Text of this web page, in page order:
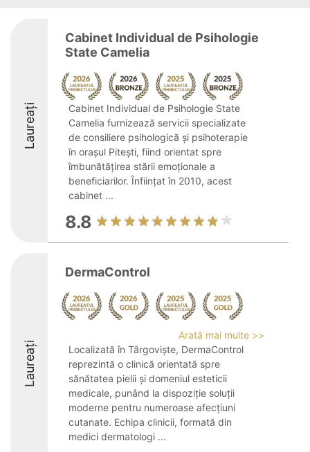
Laureați
Cabinet Individual de Psihologie
State Camelia
Cabinet Individual de Psihologie State
Camelia furnizează servicii specializate
de consiliere psihologică și psihoterapie
în orașul Pitești, fiind orientat spre
îmbunătățirea stării emoționale a
beneficiarilor. Înființat în 2010, acest
cabinet ...
8.8
Laureați
DermaControl
Arată mai multe >>
Localizată în Târgoviște, DermaControl
reprezintă o clinică orientată spre
sănătatea pielii și domeniul esteticii
medicale, punând la dispoziție soluții
moderne pentru numeroase afecțiuni
cutanate. Echipa clinicii, formată din
medici dermatologi ...